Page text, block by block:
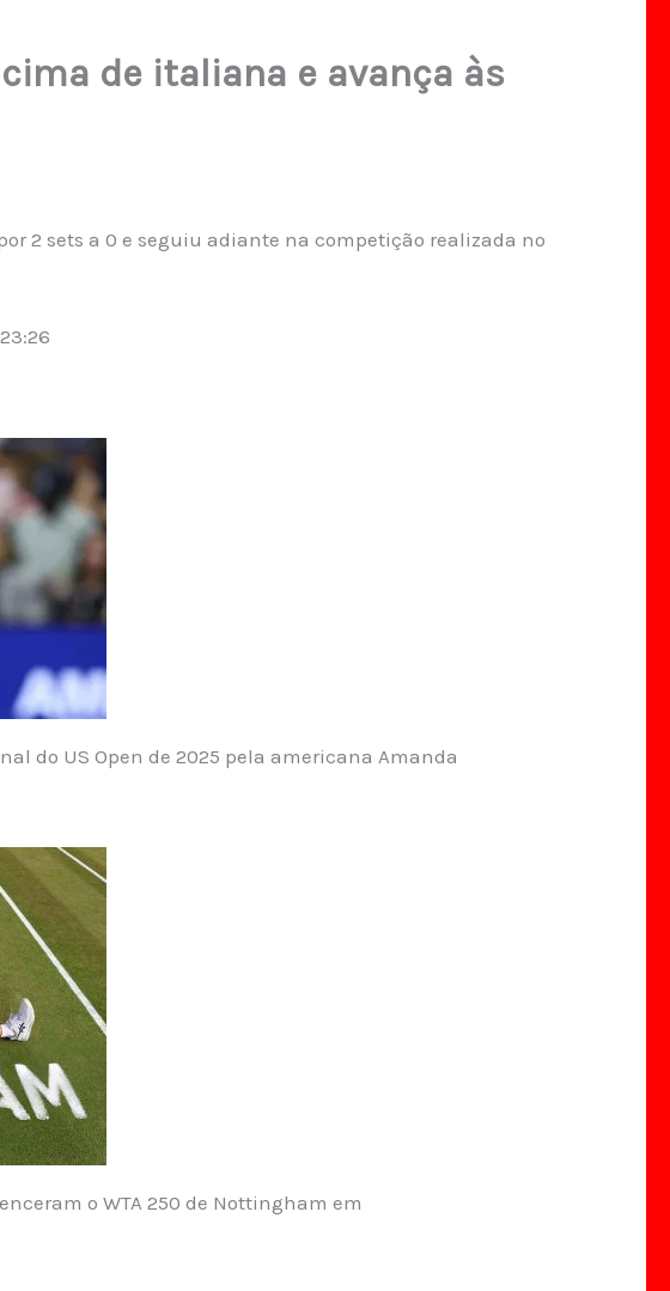
de italiana e avança às
2 sets a 0 e seguiu adiante na competição realizada no
do US Open de 2025 pela americana Amanda
o WTA 250 de Nottingham em